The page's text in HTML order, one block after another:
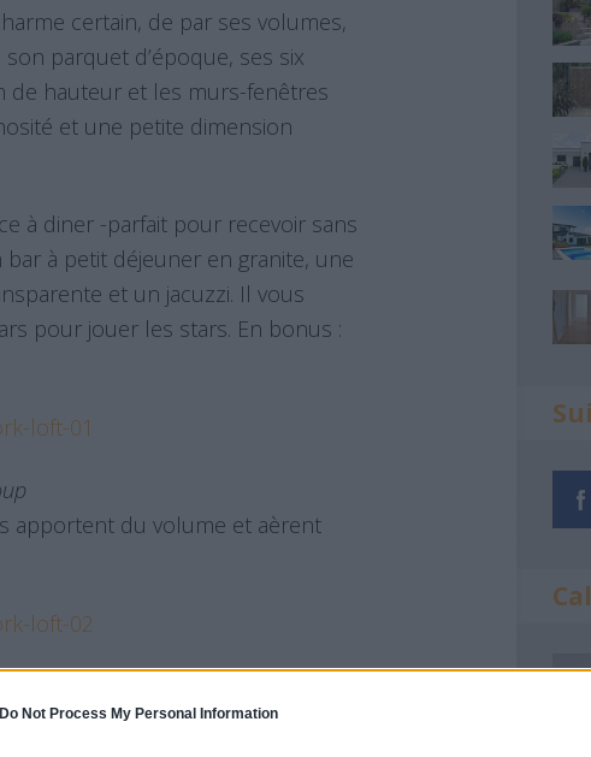
Do Not Process My Personal Information
certain, de par ses volumes,
parquet d’époque, ses six
de hauteur et les murs-fenêtres
et une petite dimension
à diner -parfait pour recevoir sans
à petit déjeuner en granite, une
et un jacuzzi. Il vous
pour jouer les stars. En bonus :
apportent du volume et aèrent
amplifient le côté « cool » de